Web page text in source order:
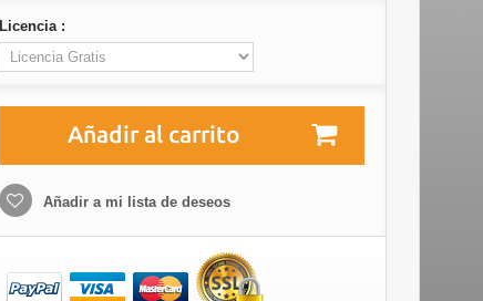
Licencia :
Añadir al carrito
Añadir a mi lista de deseos